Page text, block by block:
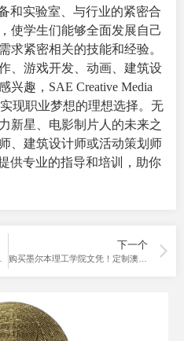
和实验室、与行业的紧密合
使学生们能够全面发展自己
求紧密相关的技能和经验。
、游戏开发、动画、建筑设
兴趣，SAE Creative Media
现职业梦想的理想选择。无
新星、电影制片人的未来之
、建筑设计师或活动策划师
供专业的指导和培训，助你
下一个